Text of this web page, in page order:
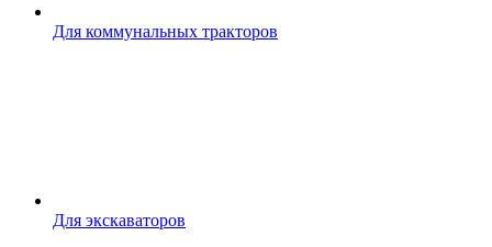
Для коммунальных тракторов
Для экскаваторов